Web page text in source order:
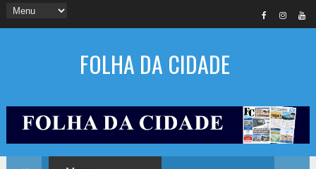
FOLHA DA CIDADE